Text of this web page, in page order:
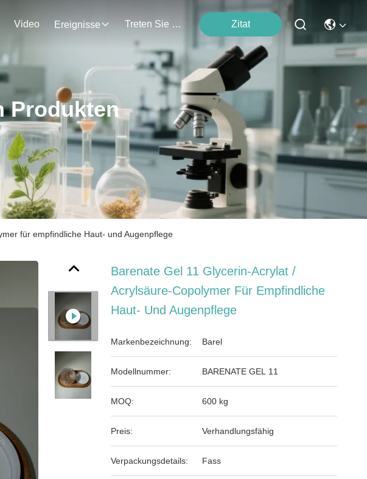
Video Ereignisse Treten Sie Mit Uns In Verbindung Zitat
Produkten
für empfindliche Haut- und Augenpflege
Barenate Gel 11 Glycerin-Acrylat /
Acrylsäure-Copolymer Für Empfindliche
Haut- Und Augenpflege
Markenbezeichnung: Barel
Modellnummer: BARENATE GEL 11
MOQ: 600 kg
Preis: Verhandlungsfähig
Verpackungsdetails: Fass